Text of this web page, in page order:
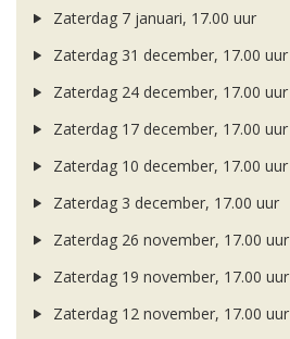
Zaterdag 7 januari, 17.00 uur
Zaterdag 31 december, 17.00 uur
Zaterdag 24 december, 17.00 uur
Zaterdag 17 december, 17.00 uur
Zaterdag 10 december, 17.00 uur
Zaterdag 3 december, 17.00 uur
Zaterdag 26 november, 17.00 uur
Zaterdag 19 november, 17.00 uur
Zaterdag 12 november, 17.00 uur